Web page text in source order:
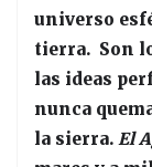
universo
tierra. Son
las ideas
nunca
la sierra. El